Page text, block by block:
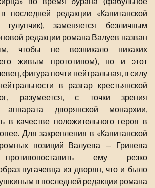
последней редакции «Капитанской
тулупчик), заменяется безличным
редакции романа Валуев назван
чтобы не возникало никаких
живым прототипом), но и этот
фигура почти нейтральная, в силу
в разгар крестьянской
разумеется, с точки зрения
аппарата дворянской монархии,
в качестве положительного героя в
Для закрепления в «Капитанской
позиций Валуева — Гринева
противопоставить ему резко
пугачевца из дворян, что и было
в последней редакции романа